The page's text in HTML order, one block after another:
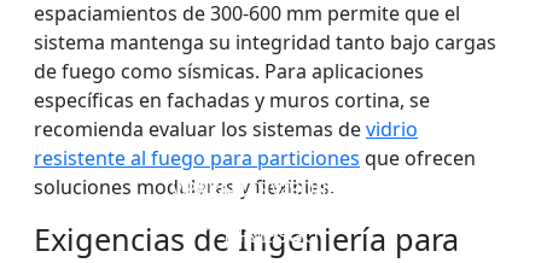
VIDRIO IGNÍFUGO DE
UNA SOLA CAPA
VIDRIO ignífugo de
doble capa
VENTANAS Y PUERTAS
IGNÍFUGO
PARED DIVISOR DE
FUEGO
espaciamientos de 300-600 mm permite que el
sistema mantenga su integridad tanto bajo cargas
de fuego como sísmicas. Para aplicaciones
específicas en fachadas y muros cortina, se
recomienda evaluar los sistemas devidrio
resistente al fuego para particiones que ofrecen
soluciones modulares y flexibles.
Exigencias de Ingeniería para